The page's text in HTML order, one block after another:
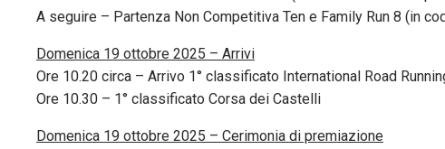
A seguire – Partenza Non Competitiva Ten e Family Run 8 (in
Domenica 19 ottobre 2025 – Arrivi
Ore 10.20 circa – Arrivo 1° classificato International Road
Ore 10.30 – 1° classificato Corsa dei Castelli
Domenica 19 ottobre 2025 – Cerimonia di premiazione